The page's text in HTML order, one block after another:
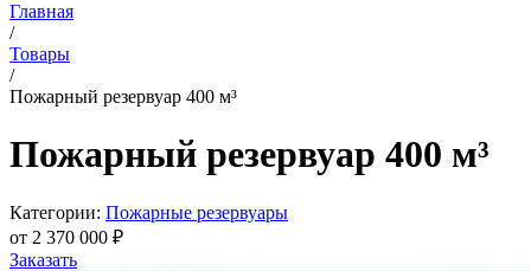
Главная
/
Товары
/
Пожарный резервуар 400 м³
Пожарный резервуар 400 м³
Категории: Пожарные резервуары
от 2 370 000 ₽
Заказать